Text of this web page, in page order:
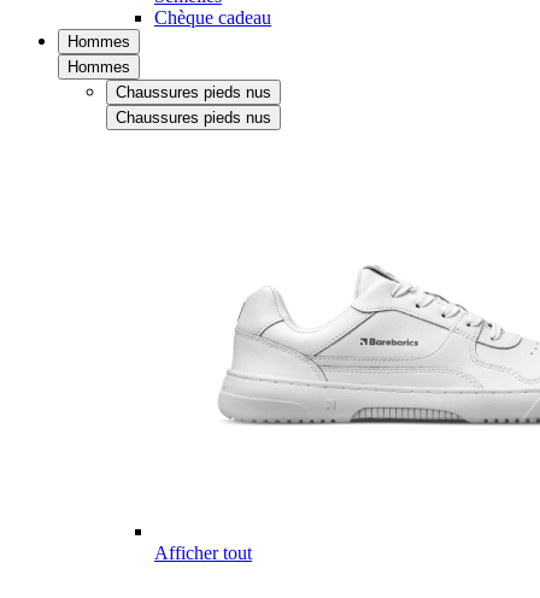
Chèque cadeau
Hommes
Hommes
Chaussures pieds nus
Chaussures pieds nus
Afficher tout